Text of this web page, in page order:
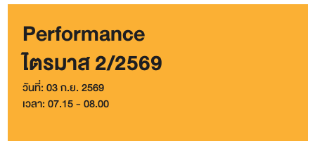
Performance
ไตรมาส 2/2569
วันที่: 03 ก.ย. 2569
เวลา: 07.15 - 08.00